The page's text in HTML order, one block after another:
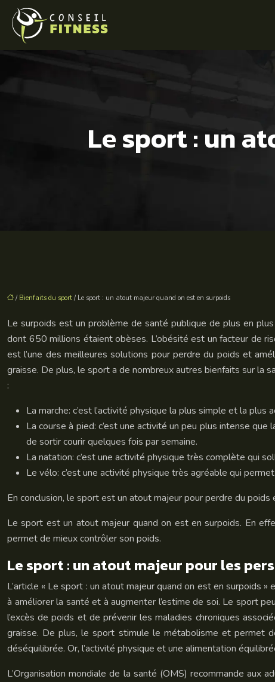
Le sport : un
/ Bienfaits du sport / Le sport : un atout majeur quand on est en surpoids
Le surpoids est un problème de santé publique de plus en
dont 650 millions étaient obèses. L’obésité est un facteur de
est l’une des meilleures solutions pour perdre du poids et
graisse. De plus, le sport a de nombreux autres bienfaits sur la
:
La marche: c’est l’activité physique la plus simple et la
La course à pied: c’est une activité un peu plus intense
de sortir courir quelques fois par semaine.
La natation: c’est une activité physique très complète qui
Le vélo: c’est une activité physique très agréable qui
En conclusion, le sport est un atout majeur pour perdre du
Le sport est un atout majeur quand on est en surpoids. En
permet de mieux contrôler son poids.
Le sport : un atout majeur pour les
L’article « Le sport : un atout majeur quand on est en surpoids
à améliorer la santé et à augmenter l’estime de soi. Le sport
l’excès de poids et de prévenir les maladies chroniques
graisse. De plus, le sport stimule le métabolisme et permet
déséquilibrée. Or, l’activité physique et une alimentation
L’Organisation mondiale de la santé (OMS) recommande